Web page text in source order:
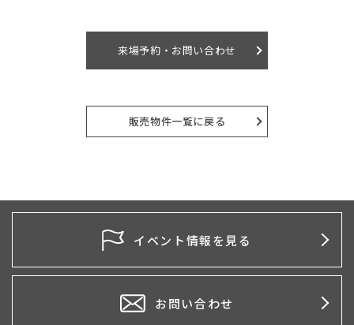
来場予約・お問い合わせ
販売物件一覧に戻る
イベント情報を見る
お問い合わせ